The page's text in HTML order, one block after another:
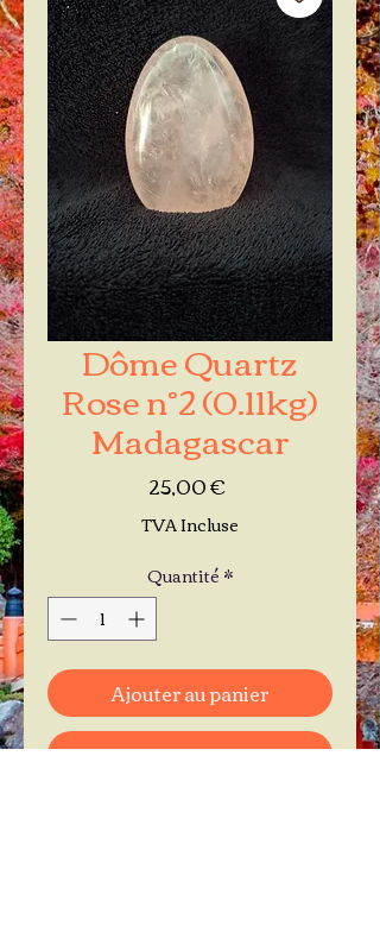
Dôme Quartz
Rose n°2 (0.11kg)
Madagascar
25,00 €Prix
TVA Incluse
Quantité*
Ajouter au panier
Commander et payer